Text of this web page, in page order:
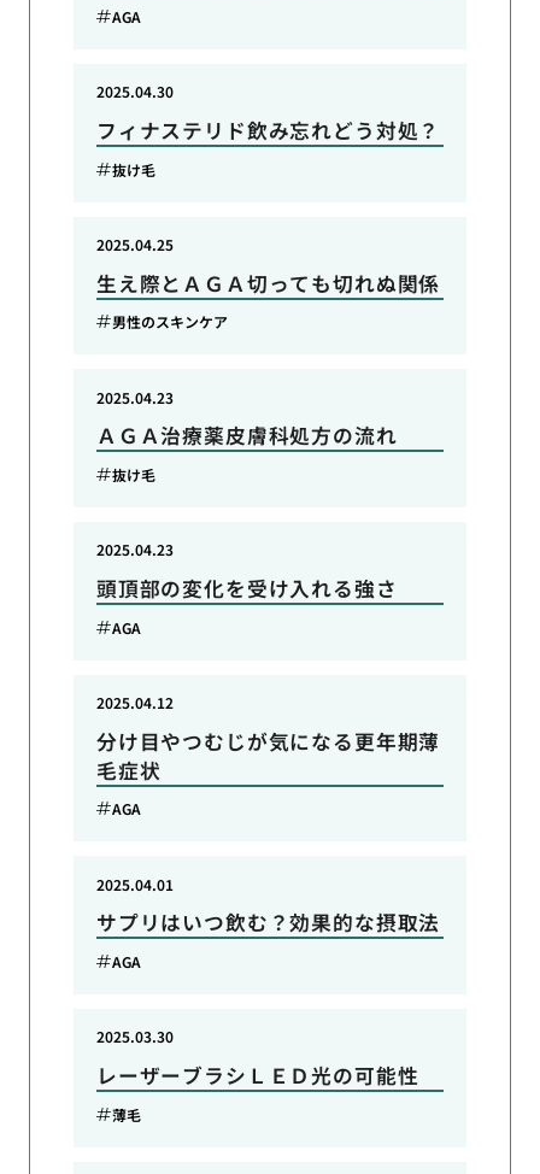
AGA
フィナステリド飲み忘れどう対処？
2025.04.30
抜け毛
生え際とＡＧＡ切っても切れぬ関係
2025.04.25
男性のスキンケア
ＡＧＡ治療薬皮膚科処方の流れ
2025.04.23
抜け毛
頭頂部の変化を受け入れる強さ
2025.04.23
AGA
分け目やつむじが気になる更年期薄
毛症状
2025.04.12
AGA
サプリはいつ飲む？効果的な摂取法
2025.04.01
AGA
レーザーブラシＬＥＤ光の可能性
2025.03.30
薄毛